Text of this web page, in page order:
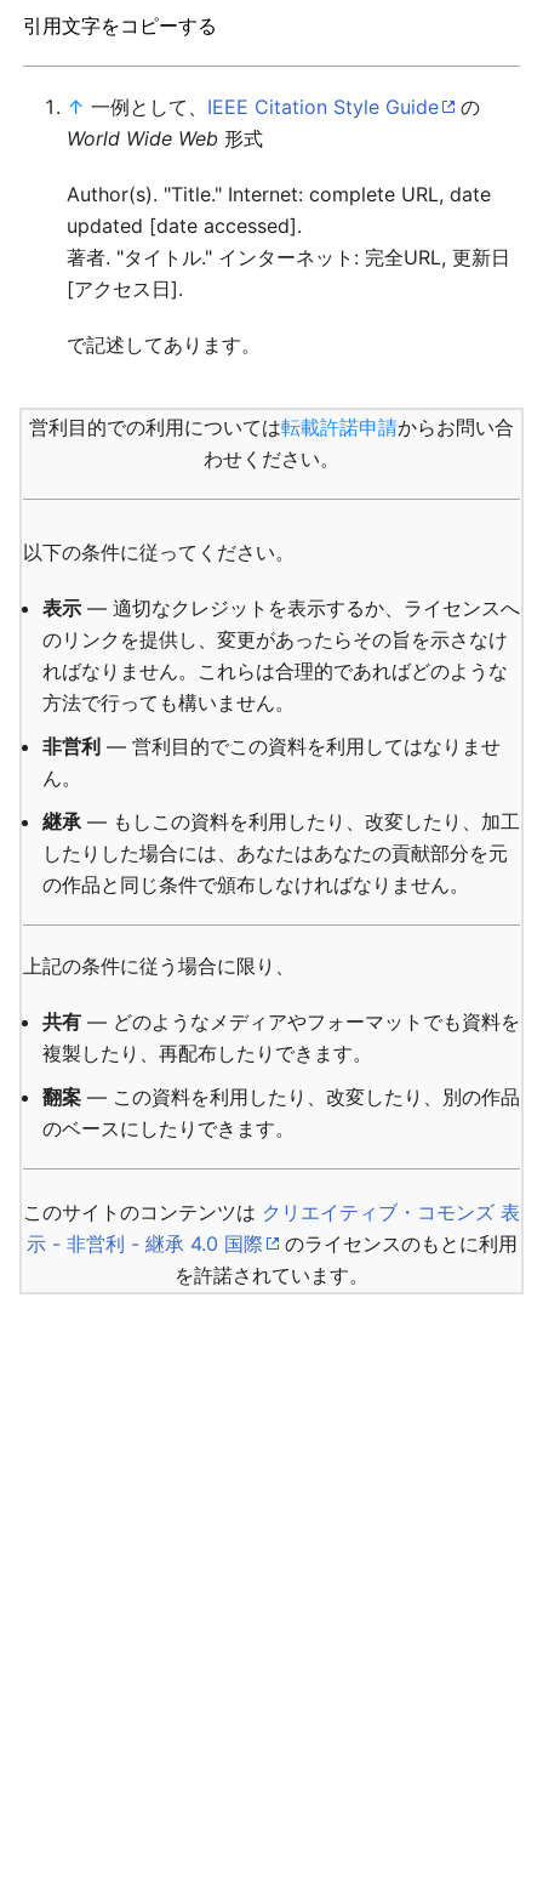
引用文字をコピーする
↑ 一例として、 IEEE Citation Style Guide
の
World Wide Web 形式
Author(s). "Title." Internet: complete URL, date
updated [date accessed].
著者. "タイトル." インターネット: 完全URL, 更新日
[アクセス日].
で記述してあります。
営利目的での利用については転載許諾申請からお問い合
わせください。
以下の条件に従ってください。
表示 — 適切なクレジットを表示するか、ライセンスへ
のリンクを提供し、変更があったらその旨を示さなけ
ればなりません。これらは合理的であればどのような
方法で行っても構いません。
非営利 — 営利目的でこの資料を利用してはなりませ
ん。
継承— もしこの資料を利用したり、改変したり、加工
したりした場合には、あなたはあなたの貢献部分を元
の作品と同じ条件で頒布しなければなりません。
上記の条件に従う場合に限り、
共有 — どのようなメディアやフォーマットでも資料を
複製したり、再配布したりできます。
翻案 — この資料を利用したり、改変したり、別の作品
のベースにしたりできます。
このサイトのコンテンツは クリエイティブ・コモンズ 表
示 - 非営利 - 継承 4.0 国際
のライセンスのもとに利用
を許諾されています。